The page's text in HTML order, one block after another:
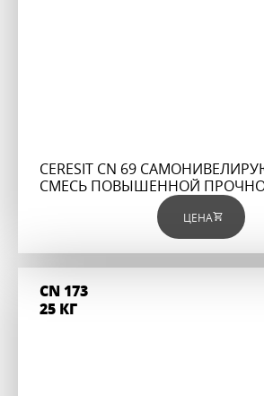
CERESIT CN 69
СМЕСЬ ПОВЫШЕННОЙ
ЦЕНА
CN 173
25 КГ